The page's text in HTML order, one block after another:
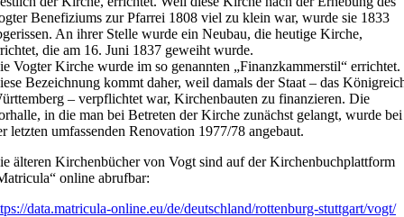
Benefiziums zur Pfarrei 1808 viel zu klein war, wurde sie 1833
An ihrer Stelle wurde ein Neubau, die heutige Kirche,
die am 16. Juni 1837 geweiht wurde.
Vogter Kirche wurde im so genannten „Finanzkammerstil“ errichtet.
Bezeichnung kommt daher, weil damals der Staat – das
– verpflichtet war, Kirchenbauten zu finanzieren. Die
in die man bei Betreten der Kirche zunächst gelangt, wurde bei
letzten umfassenden Renovation 1977/78 angebaut.
älteren Kirchenbücher von Vogt sind auf der Kirchenbuchplattform
online abrufbar:
data.matricula-online.eu/de/deutschland/rottenburg-stuttgart/vogt/